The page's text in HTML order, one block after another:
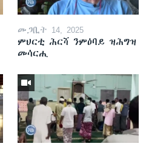
መጋቢት 14, 2025
ምህርቲ ሕርሻ ንምዕባይ ዝሕግዝ
መሳርሒ